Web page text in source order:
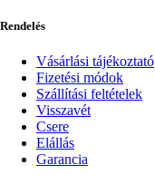
Rendelés
Vásárlási tájékoztató
Fizetési módok
Szállítási feltételek
Visszavét
Csere
Elállás
Garancia